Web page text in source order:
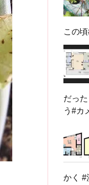
この
だっ
う#カ
かく #